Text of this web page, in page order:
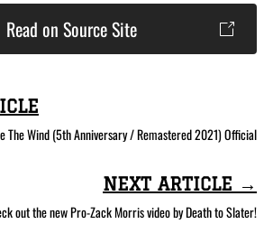
Read on Source Site
The Wind (5th Anniversary / Remastered 2021) Official
NEXT ARTICLE →
out the new Pro-Zack Morris video by Death to Slater!